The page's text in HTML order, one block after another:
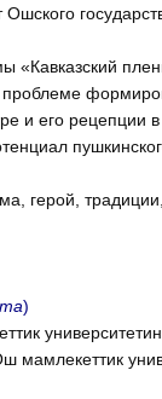
проблеме
и его рецепции
герой,
)